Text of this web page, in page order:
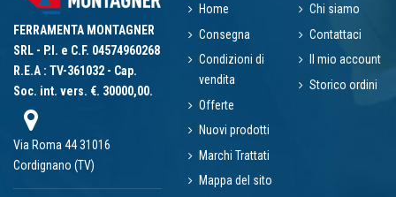
FERRAMENTA MONTAGNER
SRL - P.I. e C.F. 04574960268
R.E.A : TV-361032 - Cap.
Soc. int. vers. €. 30000,00.
Via Roma 44 31016
Cordignano (TV)
Home
Consegna
Condizioni di
vendita
Offerte
Nuovi prodotti
Marchi Trattati
Mappa del sito
Chi siamo
Contattaci
Il mio account
Storico ordini